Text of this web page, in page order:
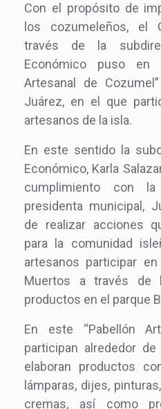
Con el propósito de
los cozumeleños, el
través de la
Económico puso en
Artesanal de
Juárez, en el que
artesanos de la isla.
En este sentido la
Económico, Karla
cumplimiento con
presidenta municipal,
de realizar acciones
para la comunidad
artesanos participar
Muertos a través de
productos en el parque
En este “Pabellón
participan alrededor
elaboran productos
lámparas, dijes,
cremas, así como